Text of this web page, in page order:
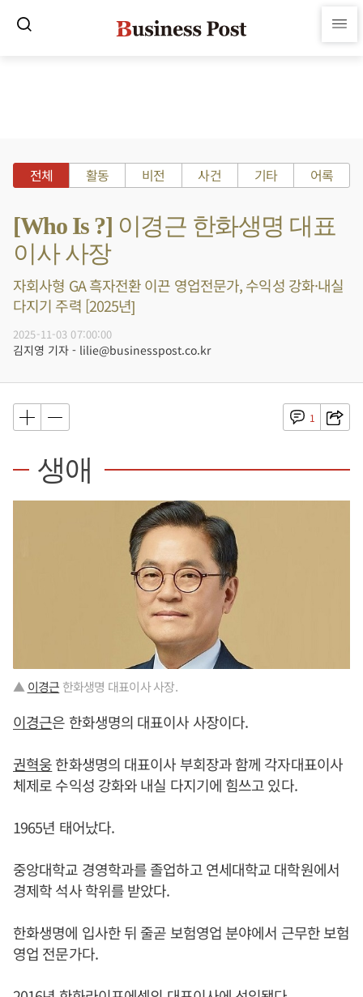
전체 활동 비전 사건 기타 어록
[Who Is ?] 이경근 한화생명 대표
이사 사장
자회사형 GA 흑자전환 이끈 영업전문가, 수익성 강화·내실
다지기 주력 [2025년]
2025-11-03 07:00:00
김지영 기자 - lilie@businesspost.co.kr
1
생애
▲ 이경근 한화생명 대표이사 사장.
이경근은 한화생명의 대표이사 사장이다.
권혁웅한화생명의 대표이사 부회장과 함께 각자대표이사
체제로 수익성 강화와 내실 다지기에 힘쓰고 있다.
1965년 태어났다.
중앙대학교 경영학과를 졸업하고 연세대학교 대학원에서
경제학 석사 학위를 받았다.
한화생명에 입사한 뒤 줄곧 보험영업 분야에서 근무한 보험
영업 전문가다.